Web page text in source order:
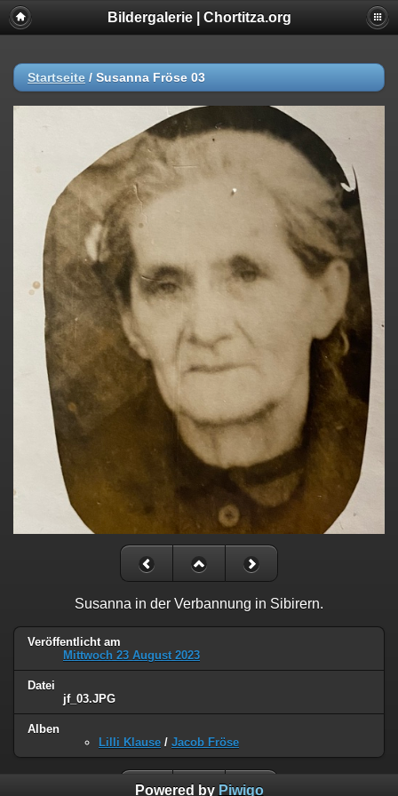
Bildergalerie | Chortitza.org
Startseite / Susanna Fröse 03
Susanna in der Verbannung in Sibirern.
Veröffentlicht am
Mittwoch 23 August 2023
Datei
jf_03.JPG
Alben
Lilli Klause / Jacob Fröse
Powered by Piwigo